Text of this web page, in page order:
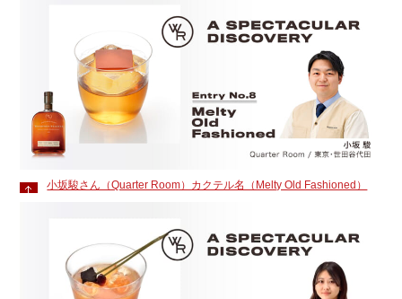
小坂駿さん（Quarter Room）カクテル名（Melty Old Fashioned）